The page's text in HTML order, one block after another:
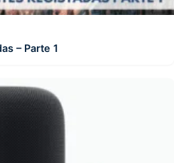
– Parte 1